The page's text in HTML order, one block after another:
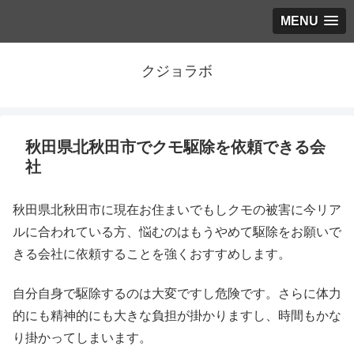
MENU
クジョラボ
秋田県北秋田市でクモ駆除を依頼できる会
社
秋田県北秋田市に現在お住まいでもしクモの被害に今リア
ルに合われている方、悩むのはもうやめて駆除をお願いで
きる会社に依頼することを強くおすすめします。
自分自身で駆除するのは大変ですし危険です。さらに体力
的にも精神的にも大きな負担が掛かりますし、時間もかな
り掛かってしまいます。